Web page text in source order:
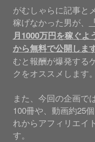
がむしゃらに記事と
稼げなかった男が、
月1000万円を稼ぐ
から無料で公開します
むと報酬が爆発する
クをオススメします。
また、今回の企画で
100冊や、動画約25
れからアフィリエイ
す。